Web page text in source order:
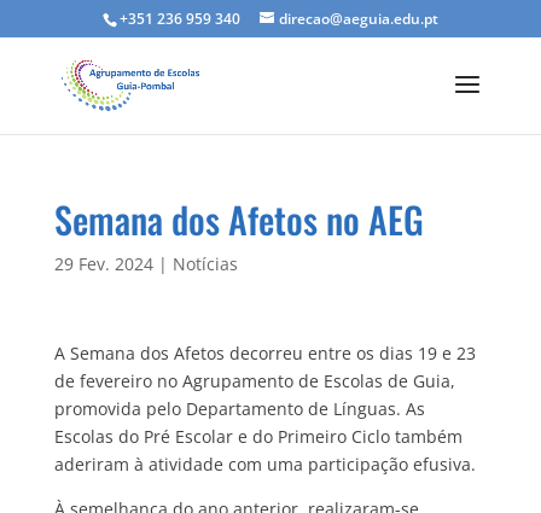
+351 236 959 340 direcao@aeguia.edu.pt
Semana dos Afetos no AEG
29 Fev. 2024| Notícias
A Semana dos Afetos decorreu entre os dias 19 e 23
de fevereiro no Agrupamento de Escolas de Guia,
promovida pelo Departamento de Línguas. As
Escolas do Pré Escolar e do Primeiro Ciclo também
aderiram à atividade com uma participação efusiva.